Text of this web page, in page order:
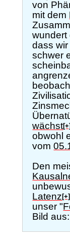
von
mit dem
wundert
dass
schwer
wächst
obwohl
vom
Den
Latenz[+]
unser "
Bild aus: